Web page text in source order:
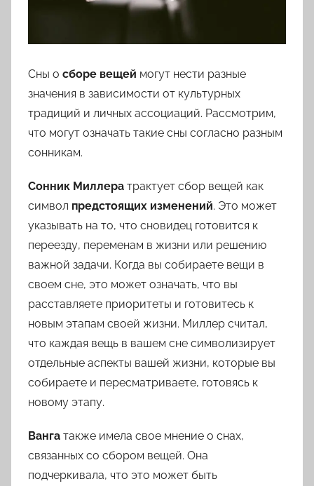
Цветкова,
Мусульманскому,
Русскому
Сны о сборе вещей могут нести разные
значения в зависимости от культурных
традиций и личных ассоциаций. Рассмотрим,
что могут означать такие сны согласно разным
сонникам.
Сонник Миллера трактует сбор вещей как
символ предстоящих изменений. Это может
указывать на то, что сновидец готовится к
переезду, переменам в жизни или решению
важной задачи. Когда вы собираете вещи в
своем сне, это может означать, что вы
расставляете приоритеты и готовитесь к
новым этапам своей жизни. Миллер считал,
что каждая вещь в вашем сне символизирует
отдельные аспекты вашей жизни, которые вы
собираете и пересматриваете, готовясь к
новому этапу.
Ванга также имела свое мнение о снах,
связанных со сбором вещей. Она
подчеркивала, что это может быть